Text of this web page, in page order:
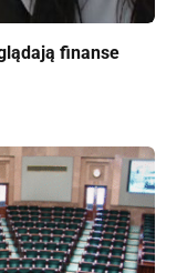
finanse